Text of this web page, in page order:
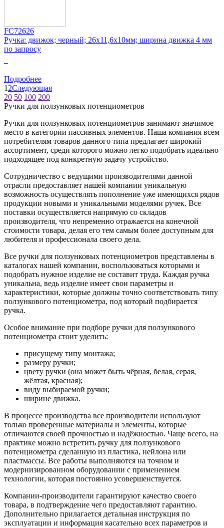
FC72626
Ручка: движок; черный; 26x11,6x10мм; ширина движка 4 мм
по запросу
Подробнее
1 2Следующая
20 50 100 200
Ручки для ползунковых потенциометров
Ручки для ползунковых потенциометров занимают значимое
место в категории пассивных элементов. Наша компания всем
потребителям товаров данного типа предлагает широкий
ассортимент, среди которого можно легко подобрать идеально
подходящее под конкретную задачу устройство.
Сотрудничество с ведущими производителями данной
отрасли предоставляет нашей компании уникальную
возможность осуществлять пополнение уже имеющихся рядов
продукции новыми и уникальными моделями ручек. Все
поставки осуществляется напрямую со складов
производителя, что непременно отражается на конечной
стоимости товара, делая его тем самым более доступным для
любителя и профессионала своего дела.
Все ручки для ползунковых потенциометров представлены в
каталогах нашей компании, воспользоваться которыми и
подобрать нужное изделие не составит труда. Каждая ручка
уникальна, ведь изделие имеет свои параметры и
характеристики, которые должны точно соответствовать типу
ползункового потенциометра, под который подбирается
ручка.
Особое внимание при подборе ручки для ползункового
потенциометра стоит уделить:
присущему типу монтажа;
размеру ручки;
цвету ручки (она может быть чёрная, белая, серая,
жёлтая, красная);
виду выбираемой ручки;
ширине движка.
В процессе производства все производители используют
только проверенные материалы и элементы, которые
отличаются своей прочностью и надёжностью. Чаще всего, на
практике можно встретить ручку для ползункового
потенциометра сделанную из пластика, нейлона или
пластмассы. Все работы выполняются на точном и
модернизированном оборудовании с применением
технологии, которая постоянно усовершенствуется.
Компании-производители гарантируют качество своего
товара, в подтверждение чего предоставляют гарантию.
Дополнительно прилагается детальная инструкция по
эксплуатации и информация касательно всех параметров и